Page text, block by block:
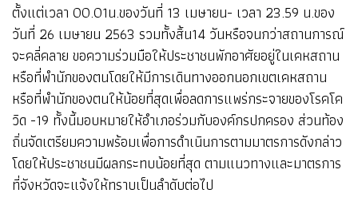
ตั้งแต่เวลา 00.01น.ของวันที่ 13 เมษายน- เวลา 23.59 น.ของ
วันที่ 26 เมษายน 2563 รวมทั้งสิ้น14 วันหรือจนกว่าสถานการณ์
จะคลี่คลาย ขอความร่วมมือให้ประชาชนพักอาศัยอยู่ในเคหสถาน
หรือที่พำนักของตนโดยให้มีการเดินทางออกนอกเขตเคหสถาน
หรือที่พำนักของตนให้น้อยที่สุดเพื่อลดการแพร่กระจายของโรคโค
วิด -19 ทั้งนี้มอบหมายให้อำเภอร่วมกับองค์กรปกครอง ส่วนท้อง
ถิ่นจัดเตรียมความพร้อมเพื่อการดำเนินการตามมาตรการดังกล่าว
โดยให้ประชาชนมีผลกระทบน้อยที่สุด ตามแนวทางและมาตรการ
ที่จังหวัดจะแจ้งให้ทราบเป็นลำดับต่อไป